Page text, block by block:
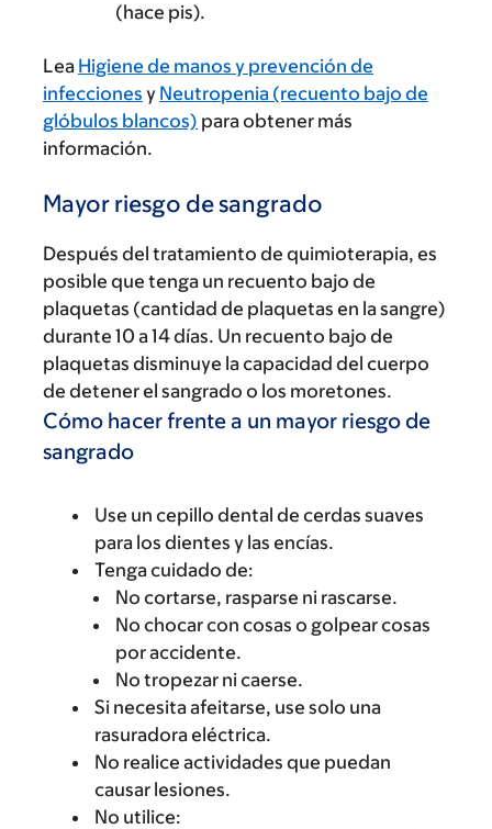
(hace pis).
Lea Higiene de manos y prevención de
infecciones y Neutropenia (recuento bajo de
glóbulos blancos) para obtener más
información.
Mayor riesgo de sangrado
Después del tratamiento de quimioterapia, es
posible que tenga un recuento bajo de
plaquetas (cantidad de plaquetas en la sangre)
durante 10 a 14 días. Un recuento bajo de
plaquetas disminuye la capacidad del cuerpo
de detener el sangrado o los moretones.
Cómo hacer frente a un mayor riesgo de
sangrado
Use un cepillo dental de cerdas suaves
para los dientes y las encías.
Tenga cuidado de:
No cortarse, rasparse ni rascarse.
No chocar con cosas o golpear cosas
por accidente.
No tropezar ni caerse.
Si necesita afeitarse, use solo una
rasuradora eléctrica.
No realice actividades que puedan
causar lesiones.
No utilice: